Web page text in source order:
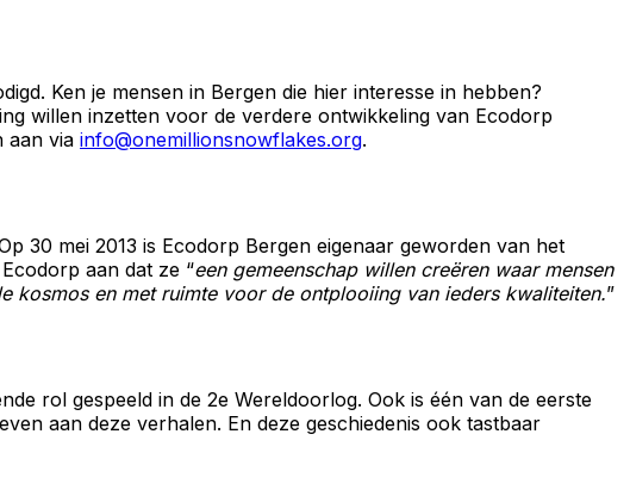
Ken je mensen in Bergen die hier interesse in hebben?
willen inzetten voor de verdere ontwikkeling van Ecodorp
aan via info@onemillionsnowflakes.org.
30 mei 2013 is Ecodorp Bergen eigenaar geworden van het
aan dat ze “een gemeenschap willen creëren waar mensen
kosmos en met ruimte voor de ontplooiing van ieders kwaliteiten.”
rol gespeeld in de 2e Wereldoorlog. Ook is één van de eerste
aan deze verhalen. En deze geschiedenis ook tastbaar